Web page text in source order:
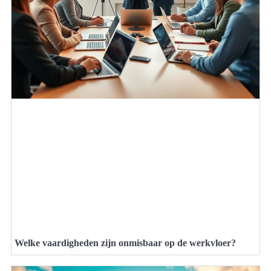
Welke vaardigheden zijn onmisbaar op de werkvloer?